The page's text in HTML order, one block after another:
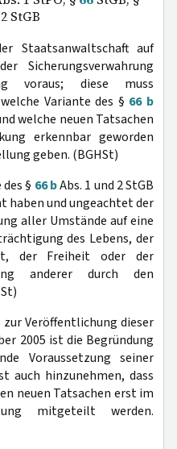
StGB
Staatsanwaltschaft auf
Sicherungsverwahrung
voraus; diese muss
Variante des § 66 b
welche neuen Tatsachen
erkennbar geworden
geben. (BGHSt)
§ 66 bAbs. 1 und 2 StGB
haben und ungeachtet der
aller Umstände auf eine
des Lebens, der
der Freiheit oder der
anderer durch den
Veröffentlichung dieser
2005 ist die Begründung
Voraussetzung seiner
auch hinzunehmen, dass
neuen Tatsachen erst im
mitgeteilt werden.